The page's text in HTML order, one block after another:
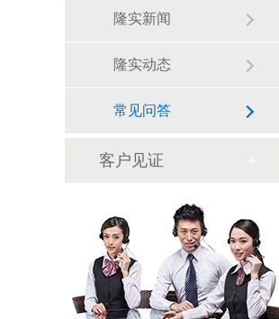
隆实新闻
隆实动态
常见问答
客户见证